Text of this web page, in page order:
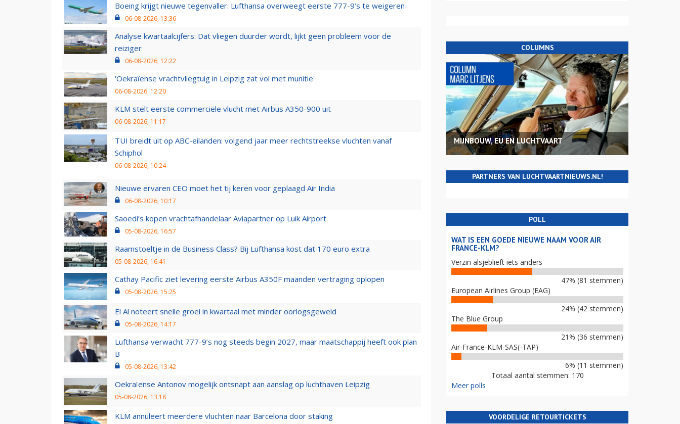
Boeing krijgt nieuwe tegenvaller: Lufthansa overweegt eerste 777-9’s te weigeren
06-08-2026, 13:36
Analyse kwartaalcijfers: Dat vliegen duurder wordt, lijkt geen probleem voor de
reiziger
06-08-2026, 12:22
'Oekraïense vrachtvliegtuig in Leipzig zat vol met munitie'
06-08-2026, 12:20
KLM stelt eerste commerciële vlucht met Airbus A350-900 uit
06-08-2026, 11:17
TUI breidt uit op ABC-eilanden: volgend jaar meer rechtstreekse vluchten vanaf
Schiphol
06-08-2026, 10:24
Nieuwe ervaren CEO moet het tij keren voor geplaagd Air India
06-08-2026, 10:17
Saoedi’s kopen vrachtafhandelaar Aviapartner op Luik Airport
05-08-2026, 16:57
Raamstoeltje in de Business Class? Bij Lufthansa kost dat 170 euro extra
05-08-2026, 16:41
Cathay Pacific ziet levering eerste Airbus A350F maanden vertraging oplopen
05-08-2026, 15:25
El Al noteert snelle groei in kwartaal met minder oorlogsgeweld
05-08-2026, 14:17
Lufthansa verwacht 777-9’s nog steeds begin 2027, maar maatschappij heeft ook plan
B
05-08-2026, 13:42
Oekraïense Antonov mogelijk ontsnapt aan aanslag op luchthaven Leipzig
05-08-2026, 13:18
KLM annuleert meerdere vluchten naar Barcelona door staking
COLUMNS
MIJNBOUW, EU EN LUCHTVAART
PARTNERS VAN LUCHTVAARTNIEUWS.NL!
POLL
WAT IS EEN GOEDE NIEUWE NAAM VOOR AIR
FRANCE-KLM?
Verzin alsjeblieft iets anders
47% (81 stemmen)
European Airlines Group (EAG)
24% (42 stemmen)
The Blue Group
21% (36 stemmen)
Air-France-KLM-SAS(-TAP)
6% (11 stemmen)
Totaal aantal stemmen: 170
Meer polls
VOORDELIGE RETOURTICKETS